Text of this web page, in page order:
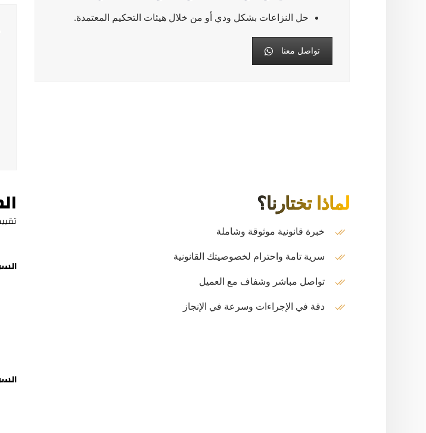
حل النزاعات بشكل ودي أو من خلال هيئات التحكيم المعتمدة.
تواصل معنا
لماذا تختارنا؟
خبرة قانونية موثوقة وشاملة
سرية تامة واحترام لخصوصيتك القانونية
تواصل مباشر وشفاف مع العميل
دقة في الإجراءات وسرعة في الإنجاز